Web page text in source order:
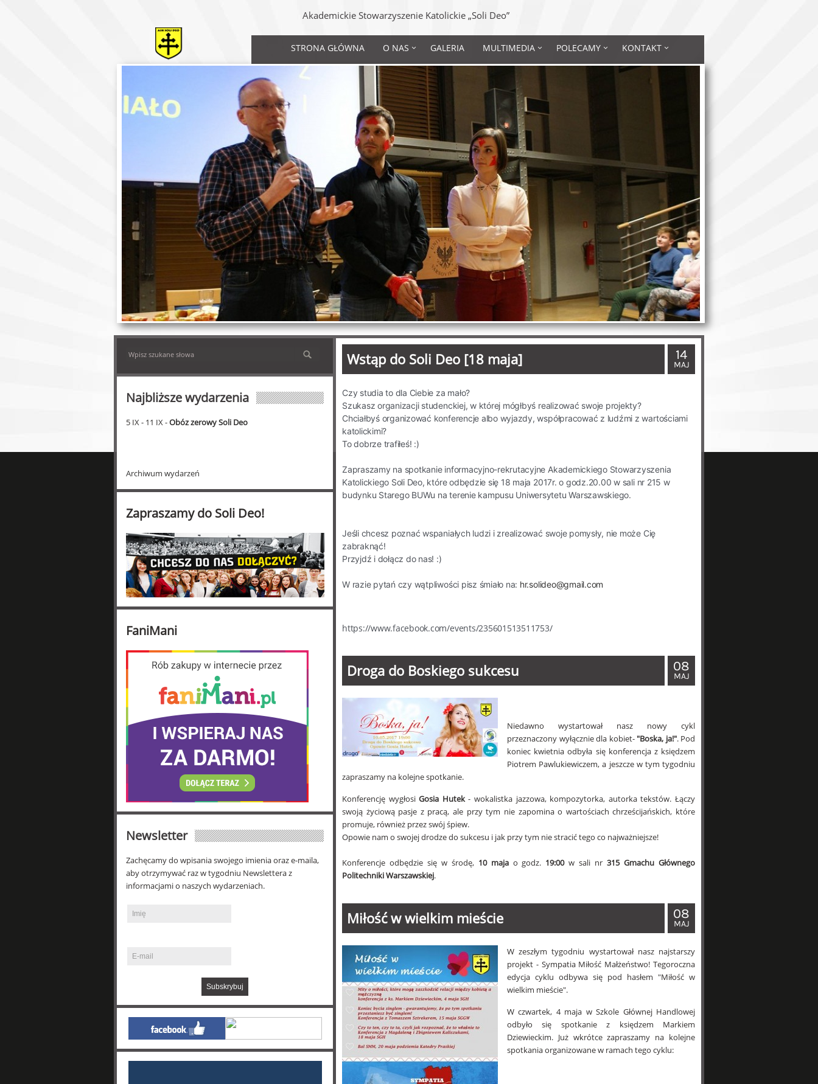
Akademickie Stowarzyszenie Katolickie „Soli Deo”
STRONA GŁÓWNA O NAS GALERIA MULTIMEDIA POLECAMY KONTAKT
Najbliższe wydarzenia
5 IX - 11 IX -Obóz zerowy Soli Deo
Archiwum wydarzeń
Zapraszamy do Soli Deo!
FaniMani
Newsletter
Zachęcamy do wpisania swojego imienia oraz e-maila,
aby otrzymywać raz w tygodniu Newslettera z
informacjami o naszych wydarzeniach.
Wstąp do Soli Deo [18 maja] 14
MAJ
Czy studia to dla Ciebie za mało?
Szukasz organizacji studenckiej, w której mógłbyś realizować swoje projekty?
Chciałbyś organizować konferencje albo wyjazdy, współpracować z ludźmi z wartościami
katolickimi?
To dobrze trafiłeś! :)
Zapraszamy na spotkanie informacyjno-rekrutacyjne Akademickiego Stowarzyszenia
Katolickiego Soli Deo, które odbędzie się 18 maja 2017r. o godz.20.00 w sali nr 215 w
budynku Starego BUWu na terenie kampusu Uniwersytetu Warszawskiego.
Jeśli chcesz poznać wspaniałych ludzi i zrealizować swoje pomysły, nie może Cię
zabraknąć!
Przyjdź i dołącz do nas! :)
W razie pytań czy wątpliwości pisz śmiało na: hr.solideo@gmail.com
https://www.facebook.com/events/235601513511753/
Droga do Boskiego sukcesu 08
MAJ
Niedawno wystartował nasz nowy cykl
przeznaczony wyłącznie dla kobiet- "Boska, ja!". Pod
koniec kwietnia odbyła się konferencja z księdzem
Piotrem Pawlukiewiczem, a jeszcze w tym tygodniu
zapraszamy na kolejne spotkanie.
Konferencję wygłosiGosia Hutek- wokalistka jazzowa, kompozytorka, autorka tekstów. Łączy
swoją życiową pasje z pracą, ale przy tym nie zapomina o wartościach chrześcijańskich, które
promuje, również przez swój śpiew.
Opowie nam o swojej drodze do sukcesu i jak przy tym nie stracić tego co najważniejsze!
Konferencje odbędzie się w środę, 10 majao godz. 19:00w sali nr315 Gmachu Głównego
Politechniki Warszawskiej.
Miłość w wielkim mieście 08
MAJ
W zeszłym tygodniu wystartował nasz najstarszy
projekt - Sympatia Miłość Małżeństwo! Tegoroczna
edycja cyklu odbywa się pod hasłem "Miłość w
wielkim mieście".
W czwartek, 4 maja w Szkole Głównej Handlowej
odbyło się spotkanie z księdzem Markiem
Dziewieckim. Już wkrótce zapraszamy na kolejne
spotkania organizowane w ramach tego cyklu: